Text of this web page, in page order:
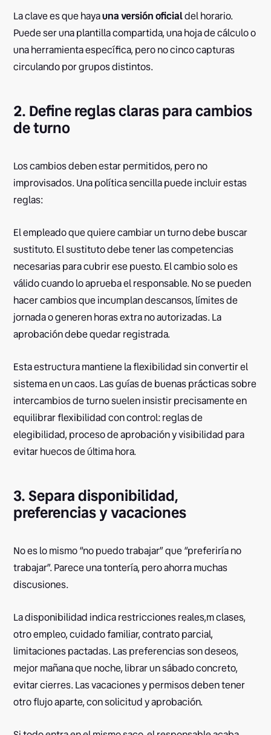
La clave es que hayauna versión oficialdel horario.
Puede ser una plantilla compartida, una hoja de cálculo o
una herramienta específica, pero no cinco capturas
circulando por grupos distintos.
2. Define reglas claras para cambios
de turno
Los cambios deben estar permitidos, pero no
improvisados. Una política sencilla puede incluir estas
reglas:
El empleado que quiere cambiar un turno debe buscar
sustituto. El sustituto debe tener las competencias
necesarias para cubrir ese puesto. El cambio solo es
válido cuando lo aprueba el responsable. No se pueden
hacer cambios que incumplan descansos, límites de
jornada o generen horas extra no autorizadas. La
aprobación debe quedar registrada.
Esta estructura mantiene la flexibilidad sin convertir el
sistema en un caos. Las guías de buenas prácticas sobre
intercambios de turno suelen insistir precisamente en
equilibrar flexibilidad con control: reglas de
elegibilidad, proceso de aprobación y visibilidad para
evitar huecos de última hora.
3. Separa disponibilidad,
preferencias y vacaciones
No es lo mismo “no puedo trabajar” que “preferiría no
trabajar”. Parece una tontería, pero ahorra muchas
discusiones.
La disponibilidad indica restricciones reales,m clases,
otro empleo, cuidado familiar, contrato parcial,
limitaciones pactadas. Las preferencias son deseos,
mejor mañana que noche, librar un sábado concreto,
evitar cierres. Las vacaciones y permisos deben tener
otro flujo aparte, con solicitud y aprobación.